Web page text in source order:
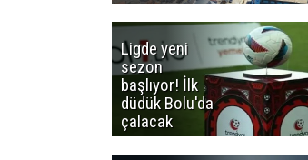
Ligde yeni
sezon
başlıyor! İlk
düdük Bolu'da
çalacak